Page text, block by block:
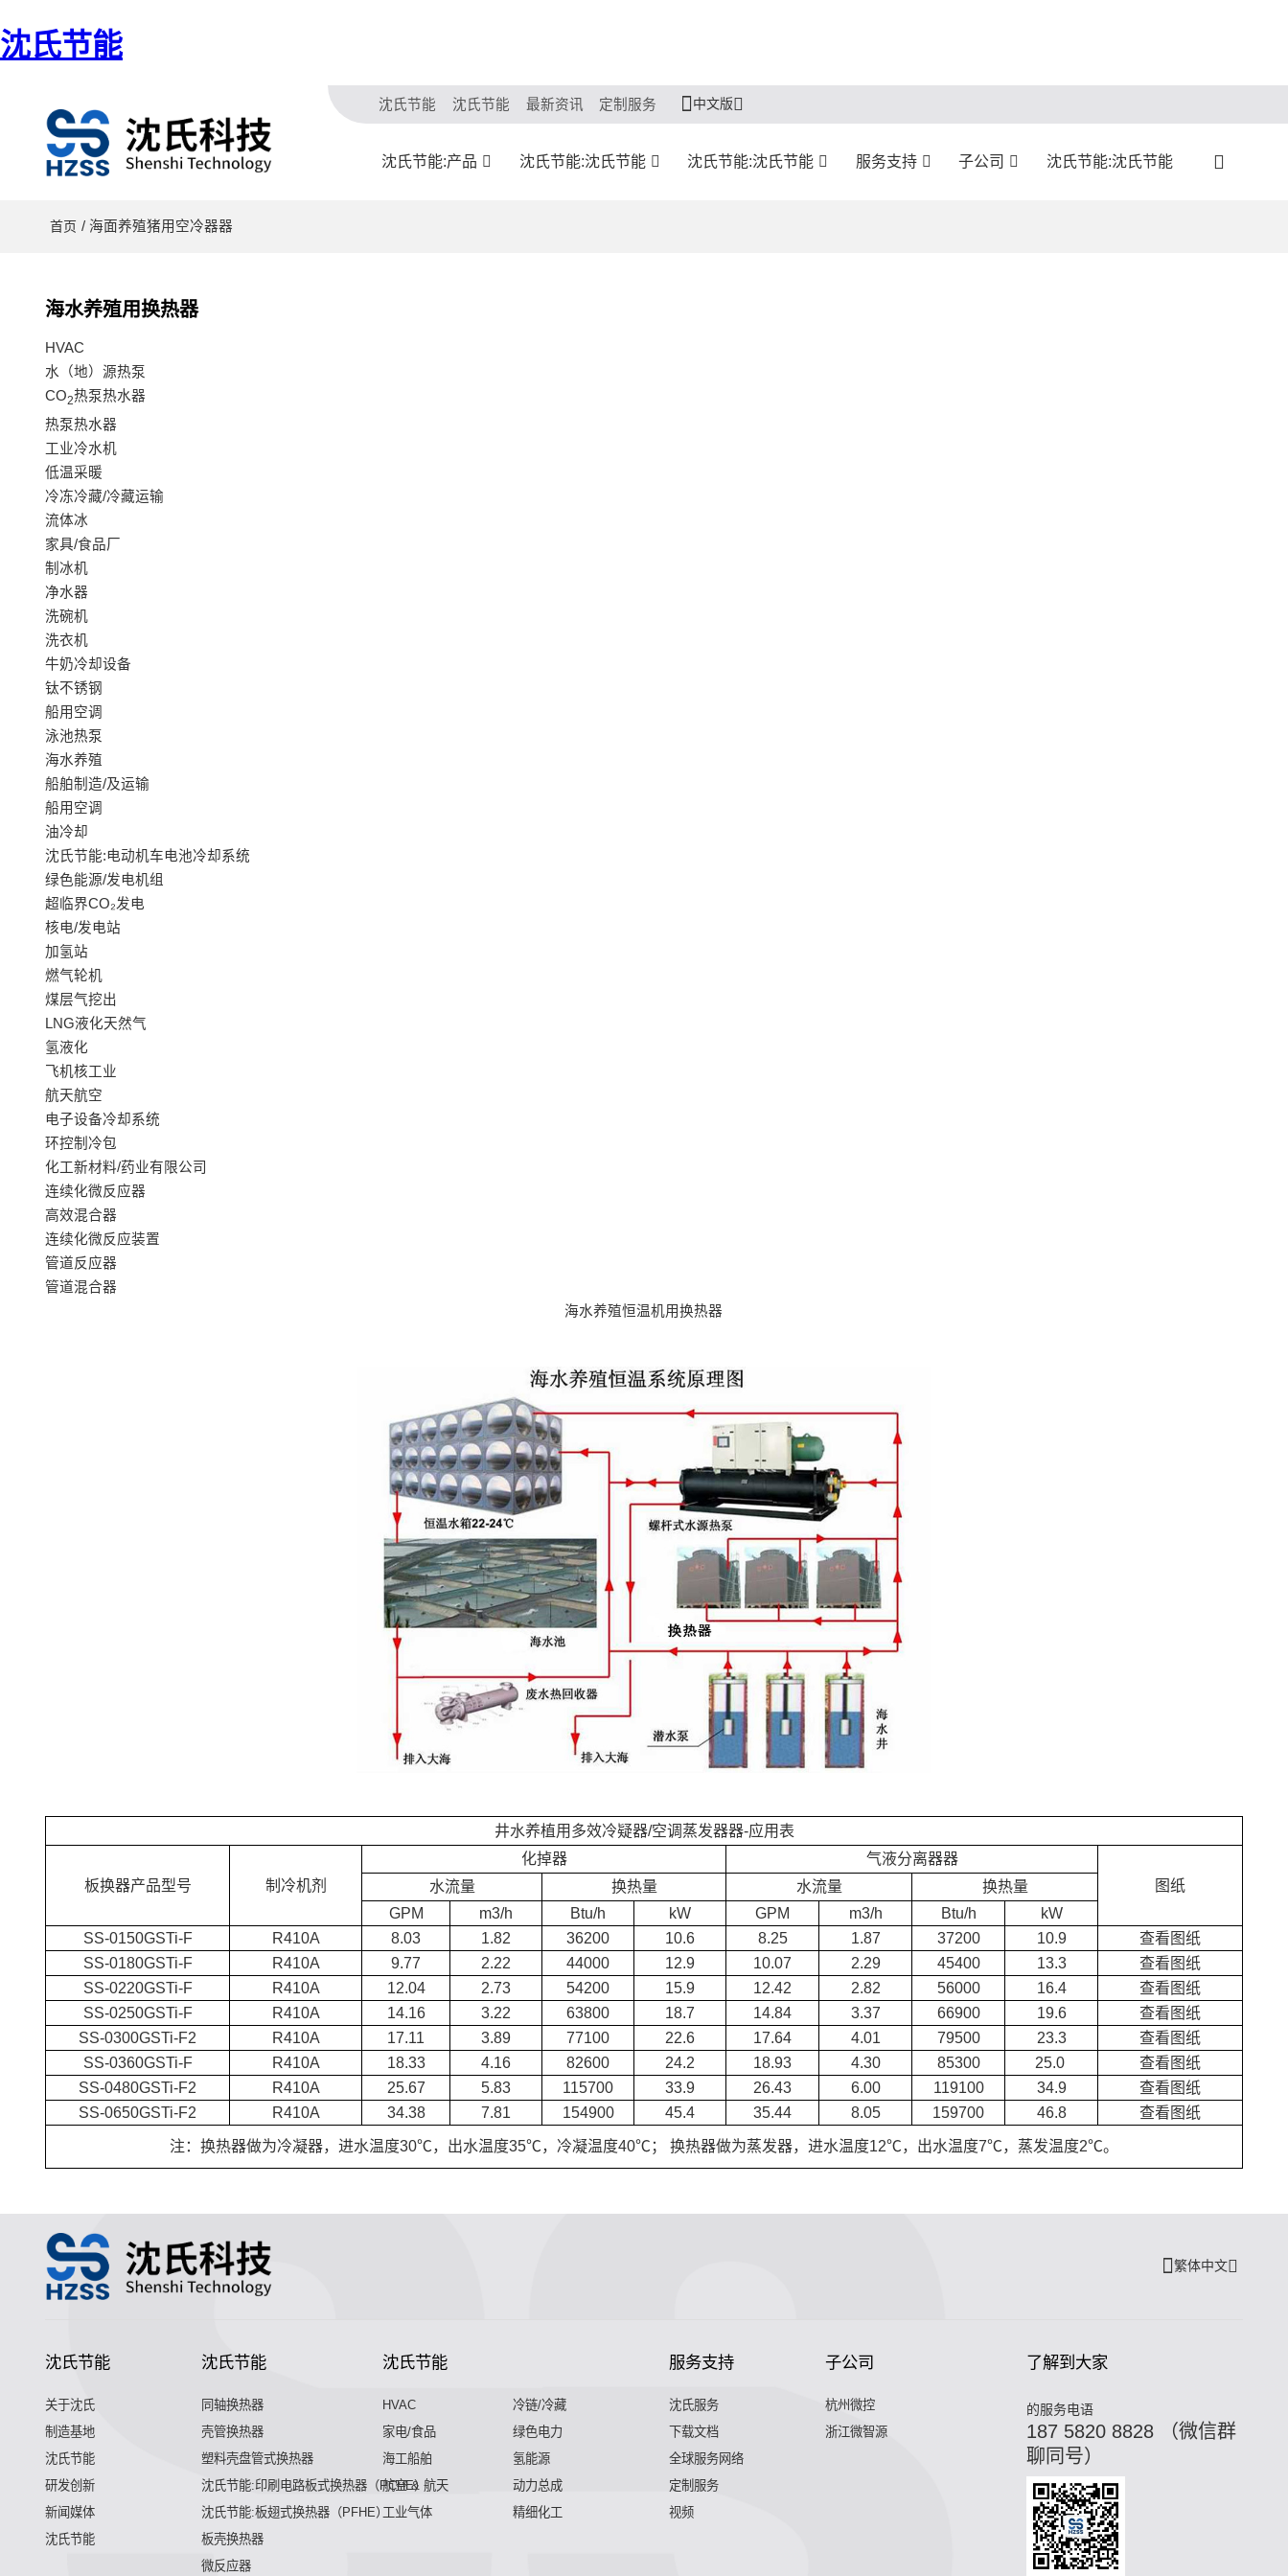
沈氏节能
沈氏节能 沈氏节能 最新资讯 定制服务 中文版
沈氏节能:产品 沈氏节能:沈氏节能 沈氏节能:沈氏节能 服务支持 子公司 沈氏节能:沈氏节能
首页 / 海面养殖猪用空冷器器
海水养殖用换热器
HVAC
水（地）源热泵
CO2热泵热水器
热泵热水器
工业冷水机
低温采暖
冷冻冷藏/冷藏运输
流体冰
家具/食品厂
制冰机
净水器
洗碗机
洗衣机
牛奶冷却设备
钛不锈钢
船用空调
泳池热泵
海水养殖
船舶制造/及运输
船用空调
油冷却
沈氏节能:电动机车电池冷却系统
绿色能源/发电机组
超临界CO₂发电
核电/发电站
加氢站
燃气轮机
煤层气挖出
LNG液化天然气
氢液化
飞机核工业
航天航空
电子设备冷却系统
环控制冷包
化工新材料/药业有限公司
连续化微反应器
高效混合器
连续化微反应装置
管道反应器
管道混合器
海水养殖恒温机用换热器
井水养植用多效冷疑器/空调蒸发器器-应用表
板换器产品型号 制冷机剂
化掉器
气液分离器器
图纸
水流量 换热量 水流量
换热量
GPM
m3/h Btu/h kW GPM m3/h Btu/h
kW
SS-0150GSTi-F
R410A 8.03 1.82 36200 10.6 8.25 1.87 37200 10.9
查看图纸
SS-0180GSTi-F
R410A 9.77 2.22 44000 12.9 10.07 2.29 45400 13.3
查看图纸
SS-0220GSTi-F
R410A 12.04 2.73 54200 15.9 12.42 2.82 56000 16.4
查看图纸
SS-0250GSTi-F
R410A 14.16 3.22 63800 18.7 14.84 3.37 66900 19.6
查看图纸
SS-0300GSTi-F2
R410A 17.11 3.89 77100 22.6 17.64 4.01 79500 23.3
查看图纸
SS-0360GSTi-F
R410A 18.33 4.16 82600 24.2 18.93 4.30 85300 25.0
查看图纸
SS-0480GSTi-F2
R410A 25.67 5.83 115700 33.9 26.43 6.00 119100 34.9
查看图纸
SS-0650GSTi-F2
R410A 34.38 7.81 154900 45.4 35.44 8.05 159700 46.8 查看图纸
注：换热器做为冷凝器，进水温度30℃，出水温度35℃，冷凝温度40℃； 换热器做为蒸发器，进水温度12℃，出水温度7℃，蒸发温度2℃。
繁体中文
沈氏节能
关于沈氏
制造基地
沈氏节能
研发创新
新闻媒体
沈氏节能
沈氏节能
同轴换热器
壳管换热器
塑料壳盘管式换热器
沈氏节能:印刷电路板式换热器（PCHE）
沈氏节能:板翅式换热器（PFHE）
板壳换热器
微反应器
沈氏节能
HVAC
冷链/冷藏
家电/食品
绿色电力
海工船舶
氢能源
航空 & 航天
动力总成
工业气体
精细化工
服务支持
沈氏服务
下载文档
全球服务网络
定制服务
视频
子公司
杭州微控
浙江微智源
了解到大家
的服务电语
187 5820 8828 （微信群
聊同号）